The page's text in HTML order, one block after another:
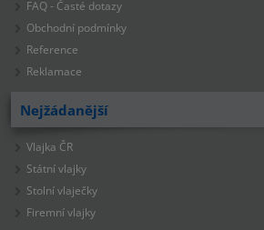
FAQ - Časté dotazy
Obchodní podmínky
Reference
Reklamace
Nejžádanější
Vlajka ČR
Státní vlajky
Stolní vlaječky
Firemní vlajky